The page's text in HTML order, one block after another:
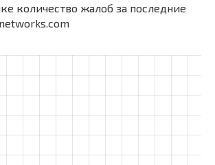
количество жалоб за последние